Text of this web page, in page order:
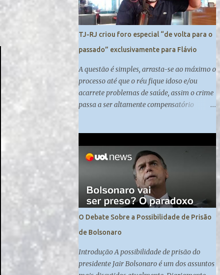
TJ-RJ criou foro especial “de volta para o
passado” exclusivamente para Flávio
A questão é simples, arrasta-se ao máximo o
processo até que o réu fique idoso e/ou
acarrete problemas de saúde, assim o crime
passa a ser altamente compensatório
O Debate Sobre a Possibilidade de Prisão
de Bolsonaro
Introdução A possibilidade de prisão do
presidente Jair Bolsonaro é um dos assuntos